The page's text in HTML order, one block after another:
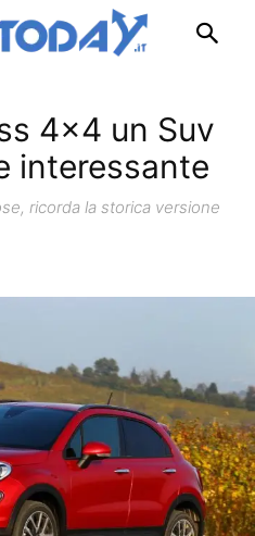
4×4 un Suv
interessante
ricorda la storica versione